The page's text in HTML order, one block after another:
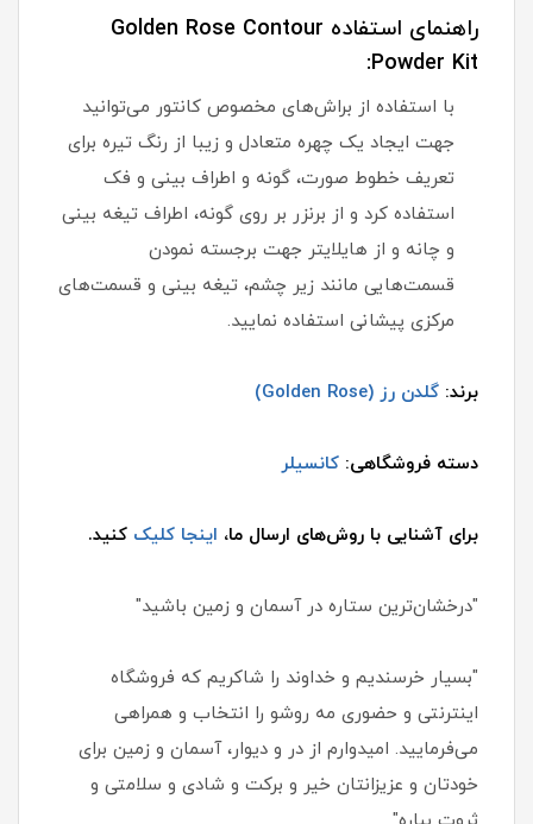
راهنمای استفاده Golden Rose Contour
Powder Kit:
با استفاده از براش‌های مخصوص کانتور می‌توانید
جهت ایجاد یک چهره متعادل و زیبا از رنگ تیره برای
تعریف خطوط صورت، گونه و اطراف بینی و فک
استفاده کرد و از برنزر بر روی گونه، اطراف تیغه بینی
و چانه و از هایلایتر جهت برجسته نمودن
قسمت‌هایی مانند زیر چشم، تیغه بینی و قسمت‌های
مرکزی پیشانی استفاده نمایید.
برند: گلدن رز (Golden Rose)
دسته فروشگاهی: کانسیلر
برای آشنایی با روش‌های ارسال ما، اینجا کلیک کنید.
"درخشان‌ترین ستاره در آسمان و زمین باشید"
"بسیار خرسندیم و خداوند را شاکریم که فروشگاه
اینترنتی و حضوری مه روشو را انتخاب و همراهی
می‌فرمایید. امیدوارم از در و دیوار، آسمان و زمین برای
خودتان و عزیزانتان خیر و برکت و شادی و سلامتی و